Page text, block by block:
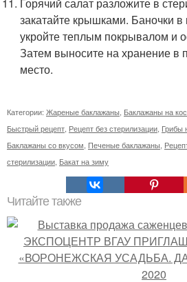
закатайте крышками. Баночки
укройте теплым покрывалом и
Затем выносите на хранение в
место.
Категории: Жареные баклажаны Баклажаны на
Быстрый рецепт Рецепт без стерилизации Грибы
Баклажаны со вкусом Печеные баклажаны
стерилизации Бакат на зиму
Читайте также